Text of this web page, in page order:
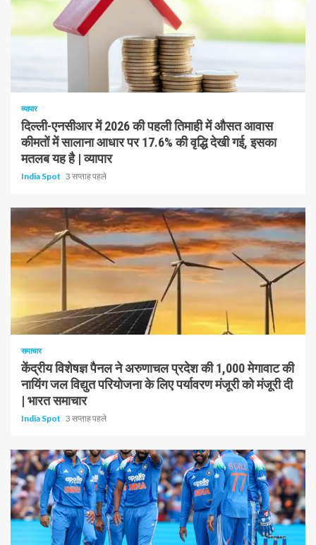
व्यापार
दिल्ली-एनसीआर में 2026 की पहली तिमाही में औसत आवास
कीमतों में सालाना आधार पर 17.6% की वृद्धि देखी गई, इसका
मतलब यह है | व्यापार
India Spot 3 सप्ताह पहले
1 न्यूनतम पढ़ा
समाचार
केंद्रीय विशेषज्ञ पैनल ने अरुणाचल प्रदेश की 1,000 मेगावाट की
नायिंग जल विद्युत परियोजना के लिए पर्यावरण मंजूरी को मंजूरी दी
| भारत समाचार
India Spot 3 सप्ताह पहले